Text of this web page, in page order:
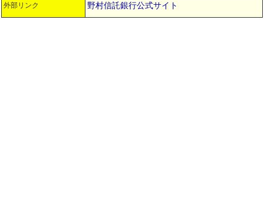
外部リンク 野村信託銀行公式サイト